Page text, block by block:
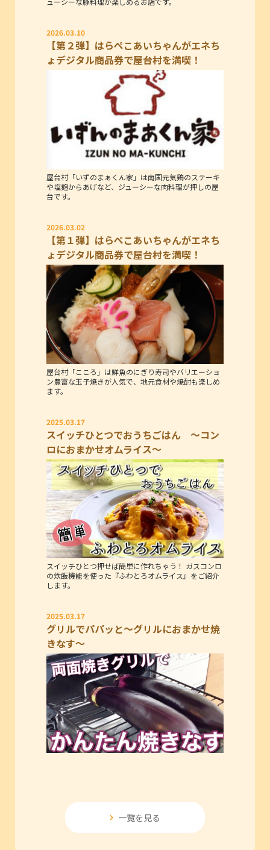
2026.03.10
【第２弾】はらぺこあいちゃんがエネち
ょデジタル商品券で屋台村を満喫！
屋台村「いずのまぁくん家」は南国元気鶏のステーキ
や塩麹からあげなど、ジューシーな肉料理が押しの屋
台です。
2026.03.02
【第１弾】はらぺこあいちゃんがエネち
ょデジタル商品券で屋台村を満喫！
屋台村「こころ」は鮮魚のにぎり寿司やバリエーショ
ン豊富な玉子焼きが人気で、地元食材や焼酎も楽しめ
ます。
2025.03.17
スイッチひとつでおうちごはん ～コン
ロにおまかせオムライス～
スイッチひとつ押せば簡単に作れちゃう！ ガスコンロ
の炊飯機能を使った『ふわとろオムライス』をご紹介
します。
2025.03.17
グリルでパパッと～グリルにおまかせ焼
きなす～
一覧を見る